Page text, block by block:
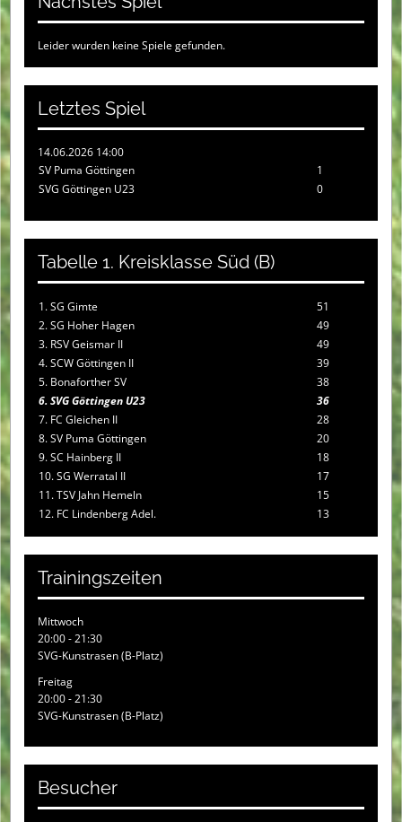
Leider wurden keine Spiele gefunden.
Letztes Spiel
14.06.2026 14:00
SV Puma Göttingen
1
SVG Göttingen U23
0
Tabelle 1. Kreisklasse Süd (B)
1. SG Gimte
51
2. SG Hoher Hagen
49
3. RSV Geismar II
49
4. SCW Göttingen II
39
5. Bonaforther SV
38
6. SVG Göttingen U23
36
7. FC Gleichen II
28
8. SV Puma Göttingen
20
9. SC Hainberg II
18
10. SG Werratal II
17
11. TSV Jahn Hemeln
15
12. FC Lindenberg Adel.
13
Trainingszeiten
Mittwoch
20:00 - 21:30
SVG-Kunstrasen (B-Platz)
Freitag
20:00 - 21:30
SVG-Kunstrasen (B-Platz)
Besucher